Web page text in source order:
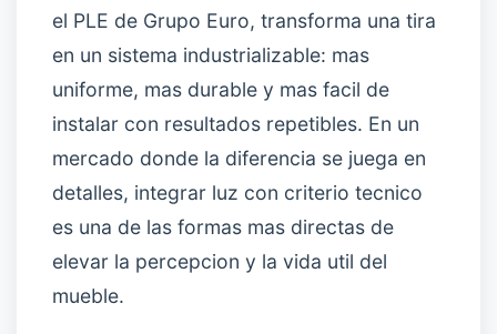
el PLE de Grupo Euro, transforma una tira
en un sistema industrializable: mas
uniforme, mas durable y mas facil de
instalar con resultados repetibles. En un
mercado donde la diferencia se juega en
detalles, integrar luz con criterio tecnico
es una de las formas mas directas de
elevar la percepcion y la vida util del
mueble.